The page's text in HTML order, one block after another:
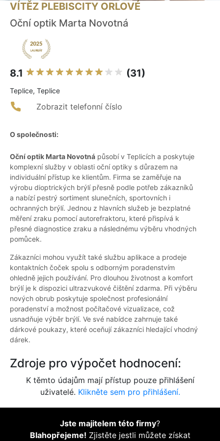
VÍTĚZ PLEBISCITY ORLOVÉ
Oční optik Marta Novotná
8.1 (31)
Teplice, Teplice
Zobrazit telefonní číslo
O společnosti:
Oční optik Marta Novotná působí v Teplicích a poskytuje
komplexní služby v oblasti oční optiky s důrazem na
individuální přístup ke klientům. Firma se zaměřuje na
výrobu dioptrických brýlí přesně podle potřeb zákazníků
a nabízí pestrý sortiment slunečních, sportovních i
ochranných brýlí. Jednou z hlavních služeb je bezplatné
měření zraku pomocí autorefraktoru, které přispívá k
přesné diagnostice zraku a následnému výběru vhodných
pomůcek.
Zákazníci mohou využít také službu aplikace a prodeje
kontaktních čoček spolu s odborným poradenstvím
ohledně jejich používání. Pro dlouhou životnost a komfort
brýlí je k dispozici ultrazvukové čištění zdarma. Při výběru
nových obrub poskytuje společnost profesionální
poradenství a možnost počítačové vizualizace, což
usnadňuje výběr brýlí. Ve své nabídce zahrnuje také
dárkové poukazy, které oceňují zákazníci hledající vhodný
dárek.
Zdroje pro výpočet hodnocení:
K těmto údajům mají přístup pouze přihlášení
uživatelé. Klikněte sem pro přihlášení.
Jste majitelem této firmy?
Blahopřejeme! Zjistěte jestli můžete získat